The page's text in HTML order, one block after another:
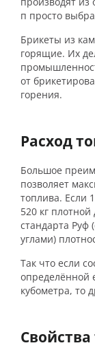
п просто
Брикеты из
горящие. Их
от
горения.
Расход
Большое
позволяет
топлива. Если
520 кг
стандарта Руф
углами)
Так что если
определённой
кубометра, то